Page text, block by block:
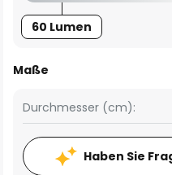
60 Lumen
Maße
Durchmesser (cm):
Haben Sie